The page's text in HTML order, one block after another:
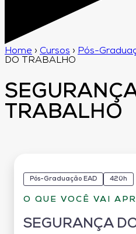
Home › Cursos › Pós-
DO TRABALHO
TRABALHO
Pós-Graduação EAD 420h
O QUE VOCÊ VAI
SEGURANÇA